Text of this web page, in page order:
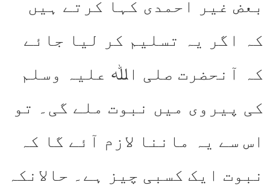
بعض غیر احمدی کہا کرتے ہیں
کہ اگر یہ تسلیم کر لیا جائے
کہ آنحضرت صلی اﷲ علیہ وسلم
کی پیروی میں نبوت ملے گی۔ تو
اس سے یہ ماننا لازم آئے گا کہ
نبوت ایک کسبی چیز ہے۔ حالانکہ